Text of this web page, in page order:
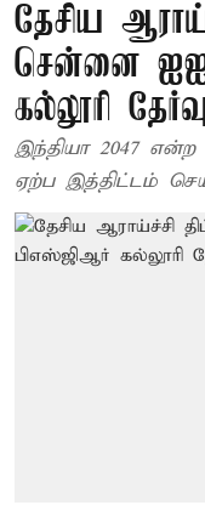
தேசிய
சென்னை
கல்லூரி
இந்தியா 2047
ஏற்ப இத்திட்டம்